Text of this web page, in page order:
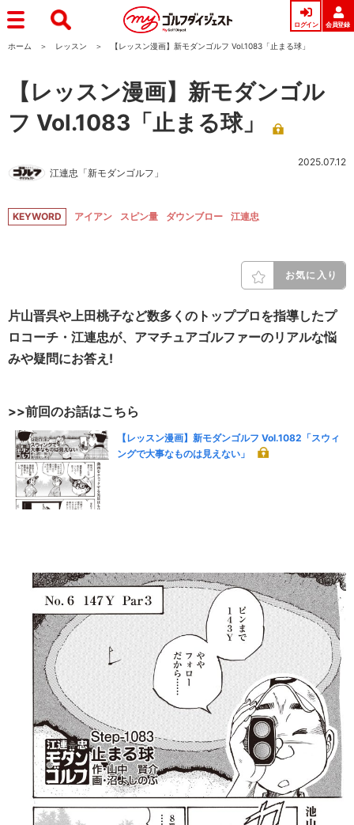
ログイン 会員登録
ホーム レッスン 【レッスン漫画】新モダンゴルフ Vol.1083「止まる球」
【レッスン漫画】新モダンゴル
フ Vol.1083「止まる球」
江連忠「新モダンゴルフ」
2025.07.12
KEYWORD アイアン スピン量 ダウンブロー 江連忠
お気に入り
片山晋呉や上田桃子など数多くのトッププロを指導したプ
ロコーチ・江連忠が、アマチュアゴルファーのリアルな悩
みや疑問にお答え!
>>前回のお話はこちら
【レッスン漫画】新モダンゴルフ Vol.1082「スウィ
ングで大事なものは見えない」